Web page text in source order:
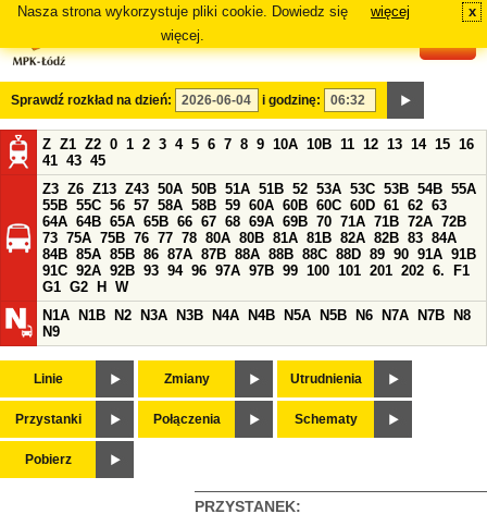
Nasza strona wykorzystuje pliki cookie. Dowiedz się
więcej.
więcej x
Sprawdź rozkład na dzień: i godzinę:
Z Z1 Z2 0 1 2 3 4 5 6 7 8 9 10A 10B 11 12 13 14 15 16
41 43 45
Z3 Z6 Z13 Z43 50A 50B 51A 51B 52 53A 53C 53B 54B 55A
55B 55C 56 57 58A 58B 59 60A 60B 60C 60D 61 62 63
64A 64B 65A 65B 66 67 68 69A 69B 70 71A 71B 72A 72B
73 75A 75B 76 77 78 80A 80B 81A 81B 82A 82B 83 84A
84B 85A 85B 86 87A 87B 88A 88B 88C 88D 89 90 91A 91B
91C 92A 92B 93 94 96 97A 97B 99 100 101 201 202 6.
F1
G1 G2 H
W
N1A
N1B N2 N3A N3B N4A N4B N5A N5B N6 N7A N7B
N8
N9
Linie Zmiany Utrudnienia
Przystanki Połączenia Schematy
Pobierz
PRZYSTANEK: